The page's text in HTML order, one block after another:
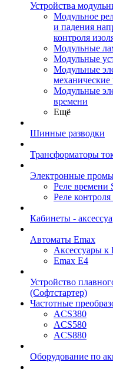
Устройства
Модульное
и падения
контроля
Модульные
Модульные
Модульные
механические
Модульные
времени
Ещё
Шинные разводки
Трансформаторы
Электронные
Реле времени
Реле контроля
Кабинеты -
Автоматы Emax
Аксессуары к
Emax E4
Устройство
(Софтстартер)
Частотные
ACS380
ACS580
ACS880
Оборудование по